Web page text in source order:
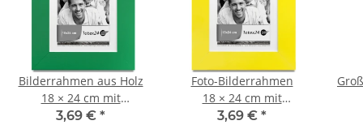
Bilderrahmen aus Holz
18 × 24 cm mit
Glasscheibe,
3,69 € *
Foto-Bilderrahmen
18 × 24 cm mit
Glasscheibe,
3,69 € *